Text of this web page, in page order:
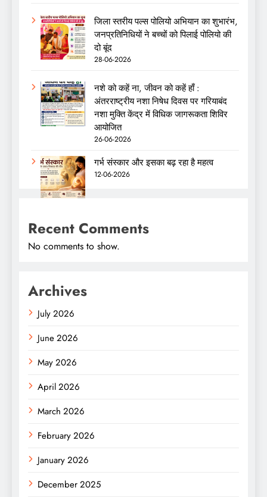
जिला स्तरीय पल्स पोलियो अभियान का शुभारंभ,
जनप्रतिनिधियों ने बच्चों को पिलाई पोलियो की
दो बूंद
28-06-2026
नशे को कहें ना, जीवन को कहें हाँ :
अंतरराष्ट्रीय नशा निषेध दिवस पर गरियाबंद
नशा मुक्ति केंद्र में विधिक जागरूकता शिविर
आयोजित
26-06-2026
गर्भ संस्कार और इसका बढ़ रहा है महत्व
12-06-2026
Recent Comments
No comments to show.
Archives
July 2026
June 2026
May 2026
April 2026
March 2026
February 2026
January 2026
December 2025